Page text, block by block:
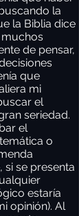
la
la Biblia dice
de pensar,
que
mi
el
seriedad.
el
o
si se presenta
estaría
opinión). Al